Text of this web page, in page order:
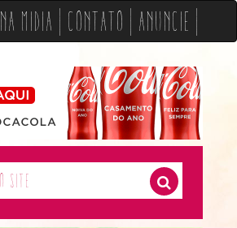
Na Midia Contato Anuncie